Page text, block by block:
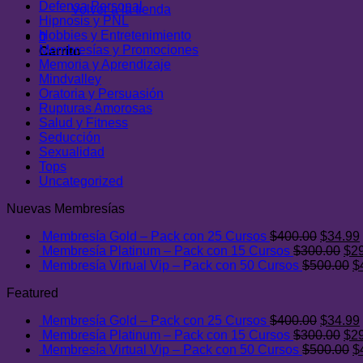
Volver a la tienda
0
Carrito
Defensa Personal
Hipnosis y PNL
Hobbies y Entretenimiento
Membresías y Promociones
Memoria y Aprendizaje
Mindvalley
Oratoria y Persuasión
Rupturas Amorosas
Salud y Fitness
Seducción
Sexualidad
Tops
Uncategorized
Nuevas Membresías
Membresía Gold – Pack con 25 Cursos $400.00 El
precio
original
$34.99
Membresía Platinum – Pack con 15 Cursos $300.00 El
$
Membresía Virtual Vip – Pack con 50 Cursos $500.00 El
$
Featured
Membresía Gold – Pack con 25 Cursos $400.00 El
precio
original
$34.99
Membresía Platinum – Pack con 15 Cursos $300.00 El
$
Membresía Virtual Vip – Pack con 50 Cursos $500.00 El
$